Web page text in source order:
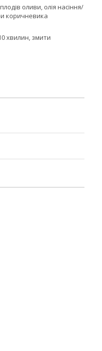
оливи, олія насіння/
коричневика
хвилин, змити